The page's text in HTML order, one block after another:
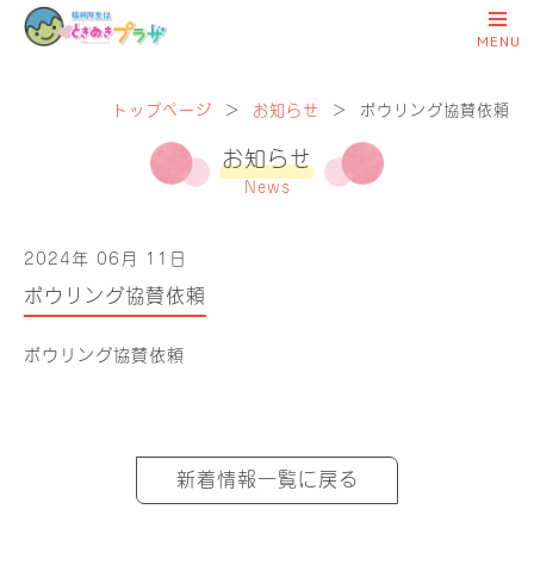
トップページ ＞ お知らせ ＞ ボウリング協賛依頼
お知らせ
News
2024年 06月 11日
ボウリング協賛依頼
ボウリング協賛依頼
新着情報一覧に戻る